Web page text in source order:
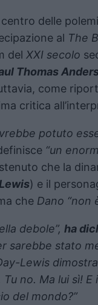
delle
al The
del XXI secolo
Thomas
come
critica
potuto
“un
che la
) e il
che Dano “non
debole”, ha
sarebbe stato
Lewis
no. Ma lui sì!
del mondo?”